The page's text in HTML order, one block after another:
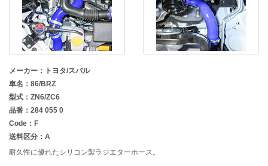
メーカー：トヨタ/スバル
車名：86/BRZ
型式：ZN6/ZC6
品番：284 055 0
Code：F
送料区分：A
耐久性に優れたシリコン製ラジエターホース。